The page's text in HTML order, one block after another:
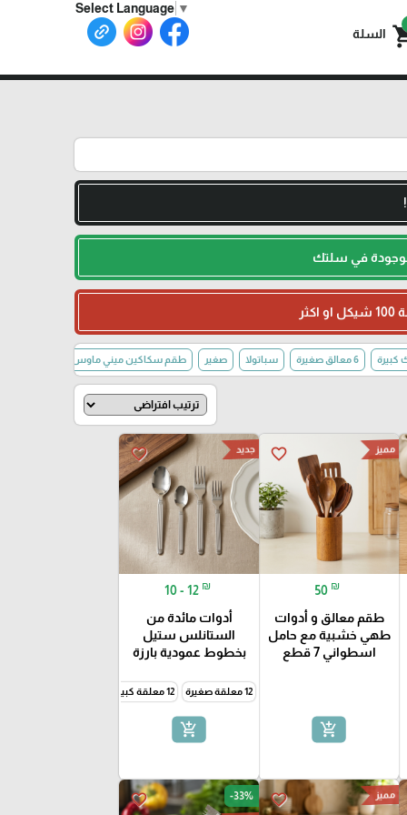
Select Language ▼
السلة
في سلتك
6 معالق صغيرة سباتولا صغير طقم سكاكين ميني ماوس (6 قطع)
favorite_border مميز
50 ₪
طقم معالق و أدوات
طهي خشبية مع حامل
اسطواني 7 قطع
add_shopping_cart
favorite_border جديد
10 - 12 ₪
أدوات مائدة من
الستانلس ستيل
بخطوط عمودية بارزة
12 معلقة صغيرة 12 معلقة كبيرة
add_shopping_cart
favorite_border مميز favorite_border -33%